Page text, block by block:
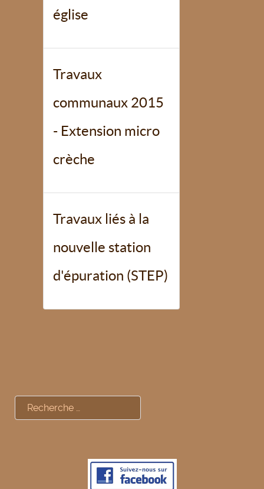
église
Travaux
communaux 2015
- Extension micro
crèche
Travaux liés à la
nouvelle station
d'épuration (STEP)
Rechercher